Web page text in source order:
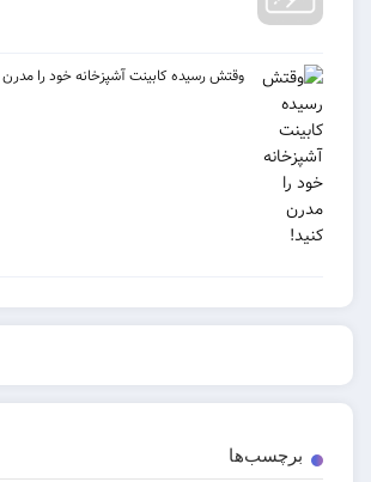
وقتش رسیده کابینت آشپزخانه خود را مدرن
برچسب‌ها